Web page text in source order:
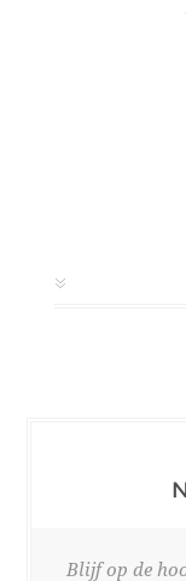
Blijf op de